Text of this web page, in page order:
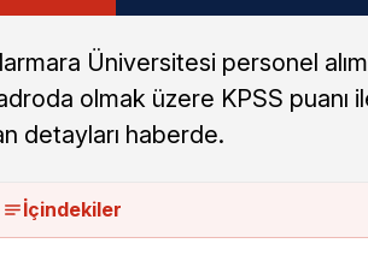
Üniversitesi personel
olmak üzere KPSS puanı
detayları haberde.
İçindekiler